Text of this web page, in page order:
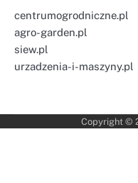
centrumogrodniczne.pl
agro-garden.pl
siew.pl
urzadzenia-i-maszyny.pl
Copyright ©